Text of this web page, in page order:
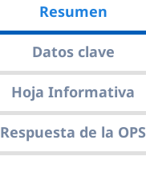
Resumen
Datos clave
Hoja Informativa
Respuesta de la OPS